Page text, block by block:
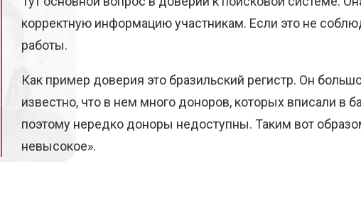
корректную информацию участникам. Если это не
работы.
Как пример доверия это бразильский регистр. Он
известно, что в нем много доноров, которых вписали в
поэтому нередко доноры недоступны. Таким вот
невысокое».